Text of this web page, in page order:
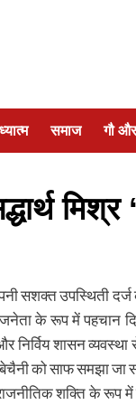
समाज गौ
मिश्र
सशक्त उपस्थिती
के रूप में
शासन व्यवस्था
बेचैनी को साफ समझा जा
शक्ति के रूप